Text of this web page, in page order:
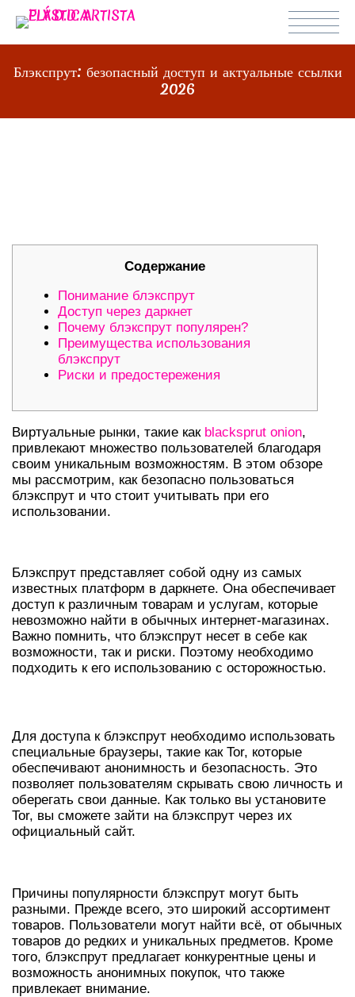
Блэкспрут: безопасный доступ и актуальные ссылки
2026
Содержание
Понимание блэкспрут
Доступ через даркнет
Почему блэкспрут популярен?
Преимущества использования
блэкспрут
Риски и предостережения
Виртуальные рынки, такие как blacksprut onion,
привлекают множество пользователей благодаря
своим уникальным возможностям. В этом обзоре
мы рассмотрим, как безопасно пользоваться
блэкспрут и что стоит учитывать при его
использовании.
Блэкспрут представляет собой одну из самых
известных платформ в даркнете. Она обеспечивает
доступ к различным товарам и услугам, которые
невозможно найти в обычных интернет-магазинах.
Важно помнить, что блэкспрут несет в себе как
возможности, так и риски. Поэтому необходимо
подходить к его использованию с осторожностью.
Для доступа к блэкспрут необходимо использовать
специальные браузеры, такие как Tor, которые
обеспечивают анонимность и безопасность. Это
позволяет пользователям скрывать свою личность и
оберегать свои данные. Как только вы установите
Tor, вы сможете зайти на блэкспрут через их
официальный сайт.
Причины популярности блэкспрут могут быть
разными. Прежде всего, это широкий ассортимент
товаров. Пользователи могут найти всё, от обычных
товаров до редких и уникальных предметов. Кроме
того, блэкспрут предлагает конкурентные цены и
возможность анонимных покупок, что также
привлекает внимание.